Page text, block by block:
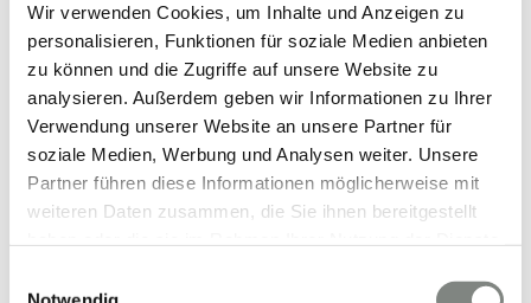
Wir verwenden Cookies, um Inhalte und Anzeigen zu
personalisieren, Funktionen für soziale Medien anbieten
zu können und die Zugriffe auf unsere Website zu
analysieren. Außerdem geben wir Informationen zu Ihrer
Verwendung unserer Website an unsere Partner für
soziale Medien, Werbung und Analysen weiter. Unsere
Partner führen diese Informationen möglicherweise mit
weiteren Daten zusammen, die Sie ihnen bereitgestellt
Cookies, wenn Sie unsere Webseite weiterhin nutzen.
71 m²
WOHNFLÄCHE
ZIMMER